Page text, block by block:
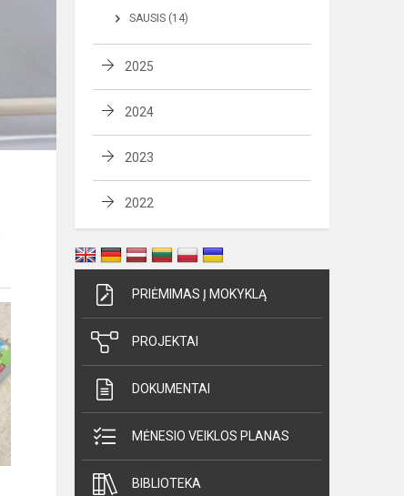
SAUSIS (14)
2025
2024
2023
2022
PRIĖMIMAS Į MOKYKLĄ
PROJEKTAI
DOKUMENTAI
MĖNESIO VEIKLOS PLANAS
BIBLIOTEKA